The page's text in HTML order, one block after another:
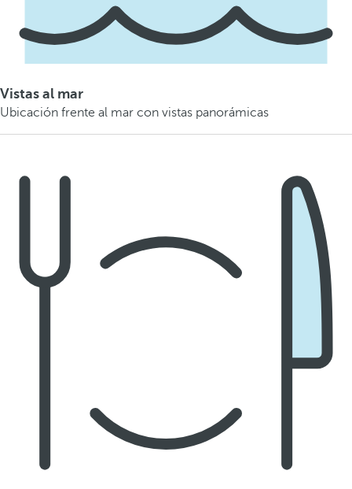
Vistas al mar
Ubicación frente al mar con vistas panorámicas